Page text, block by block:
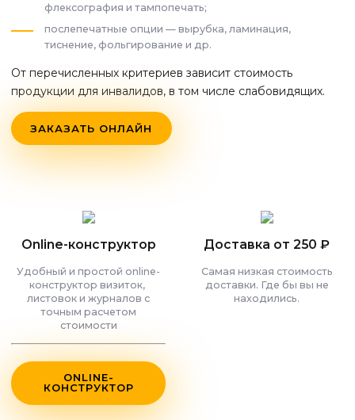
флексография и тампопечать;
послепечатные опции — вырубка, ламинация,
тиснение, фольгирование и др.
От перечисленных критериев зависит стоимость
продукции для инвалидов, в том числе слабовидящих.
ЗАКАЗАТЬ ОНЛАЙН
Online-конструктор
Удобный и простой online-
конструктор визиток,
листовок и журналов с
точным расчетом
стоимости
ONLINE-
КОНСТРУКТОР
Доставка от 250 ₽
Самая низкая стоимость
доставки. Где бы вы не
находились.